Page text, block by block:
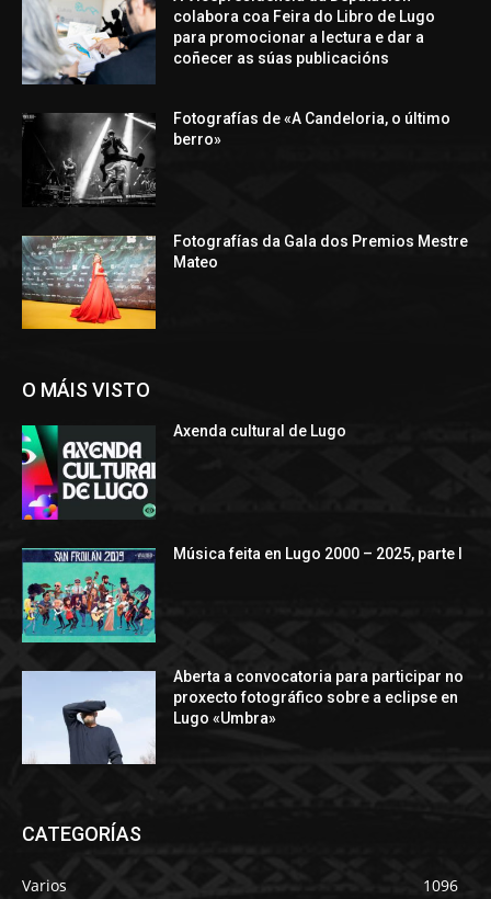
colabora coa Feira do Libro de Lugo
para promocionar a lectura e dar a
coñecer as súas publicacións
Fotografías de «A Candeloria, o último
berro»
Fotografías da Gala dos Premios Mestre
Mateo
O MÁIS VISTO
Axenda cultural de Lugo
Música feita en Lugo 2000 – 2025, parte I
Aberta a convocatoria para participar no
proxecto fotográfico sobre a eclipse en
Lugo «Umbra»
CATEGORÍAS
Varios
1096